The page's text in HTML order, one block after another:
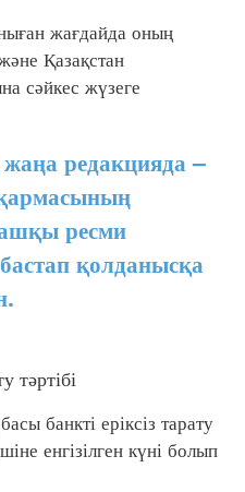
жағдайда оның
Қазақстан
сәйкес жүзеге
редакцияда –
ресми
қолданысқа
тәртібі
банкті еріксіз тарату
енгізілген күні болып